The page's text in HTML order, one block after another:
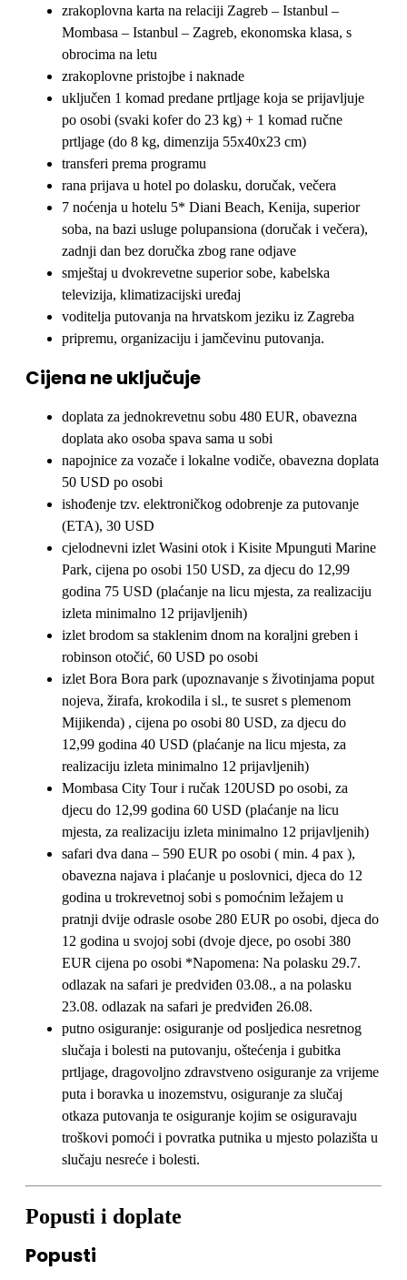
zrakoplovna karta na relaciji Zagreb – Istanbul –
Mombasa – Istanbul – Zagreb, ekonomska klasa, s
obrocima na letu
zrakoplovne pristojbe i naknade
uključen 1 komad predane prtljage koja se prijavljuje
po osobi (svaki kofer do 23 kg) + 1 komad ručne
prtljage (do 8 kg, dimenzija 55x40x23 cm)
transferi prema programu
rana prijava u hotel po dolasku, doručak, večera
7 noćenja u hotelu 5* Diani Beach, Kenija, superior
soba, na bazi usluge polupansiona (doručak i večera),
zadnji dan bez doručka zbog rane odjave
smještaj u dvokrevetne superior sobe, kabelska
televizija, klimatizacijski uređaj
voditelja putovanja na hrvatskom jeziku iz Zagreba
pripremu, organizaciju i jamčevinu putovanja.
Cijena ne uključuje
doplata za jednokrevetnu sobu 480 EUR, obavezna
doplata ako osoba spava sama u sobi
napojnice za vozače i lokalne vodiče, obavezna doplata
50 USD po osobi
ishođenje tzv. elektroničkog odobrenje za putovanje
(ETA), 30 USD
cjelodnevni izlet Wasini otok i Kisite Mpunguti Marine
Park, cijena po osobi 150 USD, za djecu do 12,99
godina 75 USD (plaćanje na licu mjesta, za realizaciju
izleta minimalno 12 prijavljenih)
izlet brodom sa staklenim dnom na koraljni greben i
robinson otočić, 60 USD po osobi
izlet Bora Bora park (upoznavanje s životinjama poput
nojeva, žirafa, krokodila i sl., te susret s plemenom
Mijikenda) , cijena po osobi 80 USD, za djecu do
12,99 godina 40 USD (plaćanje na licu mjesta, za
realizaciju izleta minimalno 12 prijavljenih)
Mombasa City Tour i ručak 120USD po osobi, za
djecu do 12,99 godina 60 USD (plaćanje na licu
mjesta, za realizaciju izleta minimalno 12 prijavljenih)
safari dva dana – 590 EUR po osobi ( min. 4 pax ),
obavezna najava i plaćanje u poslovnici, djeca do 12
godina u trokrevetnoj sobi s pomoćnim ležajem u
pratnji dvije odrasle osobe 280 EUR po osobi, djeca do
12 godina u svojoj sobi (dvoje djece, po osobi 380
EUR cijena po osobi *Napomena: Na polasku 29.7.
odlazak na safari je predviđen 03.08., a na polasku
23.08. odlazak na safari je predviđen 26.08.
putno osiguranje: osiguranje od posljedica nesretnog
slučaja i bolesti na putovanju, oštećenja i gubitka
prtljage, dragovoljno zdravstveno osiguranje za vrijeme
puta i boravka u inozemstvu, osiguranje za slučaj
otkaza putovanja te osiguranje kojim se osiguravaju
troškovi pomoći i povratka putnika u mjesto polazišta u
slučaju nesreće i bolesti.
Popusti i doplate
Popusti